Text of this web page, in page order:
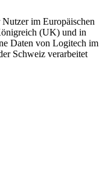
im Europäischen
(UK) und in
Daten von Logitech im
Schweiz verarbeitet